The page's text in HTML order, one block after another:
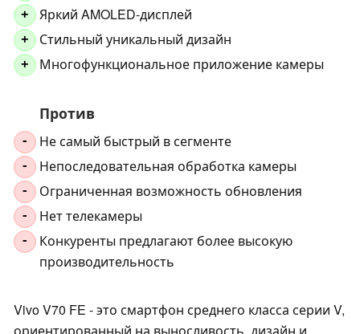
+ Яркий AMOLED-дисплей
+ Стильный уникальный дизайн
+ Многофункциональное приложение камеры
Против
- Не самый быстрый в сегменте
- Непоследовательная обработка камеры
- Ограниченная возможность обновления
- Нет телекамеры
-
Конкуренты предлагают более высокую
производительность
Vivo V70 FE - это смартфон среднего класса серии V,